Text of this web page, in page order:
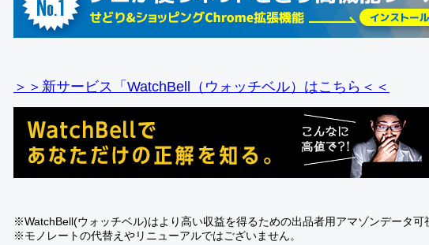
＞＞新サービス「WatchBell（ウォッチベル）はこちら＜＜
※WatchBell(ウォッチベル)はより高い収益を得るための出品者用アマゾンデータ可
※モノレートの代替えやリニューアルではございません。